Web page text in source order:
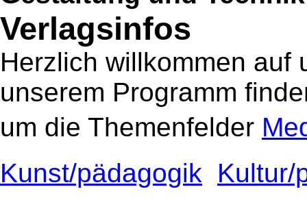
Verlagsinfos
Herzlich willkommen auf
unserem Programm
um die Themenfelder
Kunst/pädagogik
Kultur/